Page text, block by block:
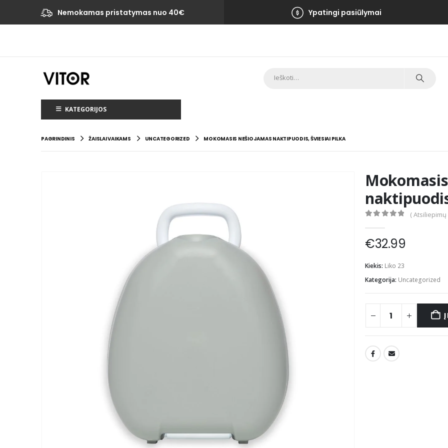
Nemokamas pristatymas nuo 40€ Ypatingi pasiūlymai
KATEGORIJOS
PAGRINDINIS ŽAISLAI VAIKAMS UNCATEGORIZED MOKOMASIS NEŠIOJAMAS NAKTIPUODIS, ŠVIESIAI PILKA
(
€32.99
Kiekis: Liko 23
Kategorija: Uncategorized
Į